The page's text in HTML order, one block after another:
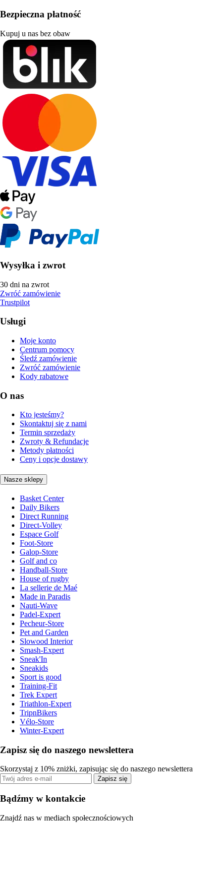
Bezpieczna płatność
Kupuj u nas bez obaw
Wysyłka i zwrot
30 dni na zwrot
Zwróć zamówienie
Trustpilot
Usługi
Moje konto
Centrum pomocy
Śledź zamówienie
Zwróć zamówienie
Kody rabatowe
O nas
Kto jesteśmy?
Skontaktuj się z nami
Termin sprzedaży
Zwroty & Refundacje
Metody płatności
Ceny i opcje dostawy
Nasze sklepy
Basket Center
Daily Bikers
Direct Running
Direct-Volley
Espace Golf
Foot-Store
Galop-Store
Golf and co
Handball-Store
House of rugby
La sellerie de Maé
Made in Paradis
Nauti-Wave
Padel-Expert
Pecheur-Store
Pet and Garden
Slowood Interior
Smash-Expert
Sneak'In
Sneakids
Sport is good
Training-Fit
Trek Expert
Triathlon-Expert
TripnBikers
Vélo-Store
Winter-Expert
Zapisz się do naszego newslettera
Skorzystaj z 10% zniżki, zapisując się do naszego newslettera
Zapisz się
Bądźmy w kontakcie
Znajdź nas w mediach społecznościowych